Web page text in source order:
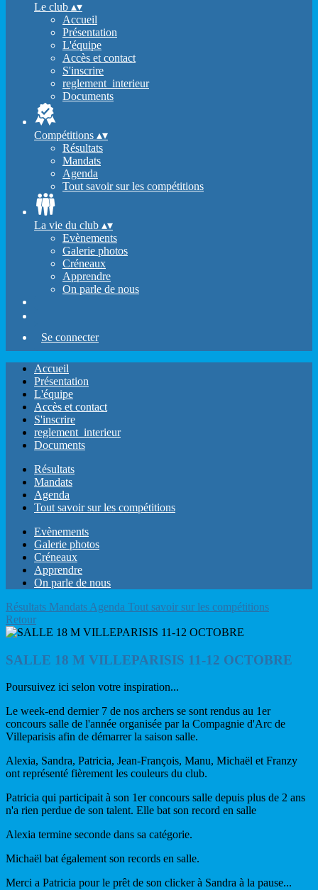
Le club ▴▾
Accueil
Présentation
L'équipe
Accès et contact
S'inscrire
reglement_interieur
Documents
Compétitions ▴▾
Résultats
Mandats
Agenda
Tout savoir sur les compétitions
La vie du club ▴▾
Evènements
Galerie photos
Créneaux
Apprendre
On parle de nous
Se connecter
Accueil
Présentation
L'équipe
Accès et contact
S'inscrire
reglement_interieur
Documents
Résultats
Mandats
Agenda
Tout savoir sur les compétitions
Evènements
Galerie photos
Créneaux
Apprendre
On parle de nous
Résultats Mandats Agenda Tout savoir sur les compétitions
Retour
SALLE 18 M VILLEPARISIS 11-12 OCTOBRE
Poursuivez ici selon votre inspiration...
Le week-end dernier 7 de nos archers se sont rendus au 1er
concours salle de l'année organisée par la Compagnie d'Arc de
Villeparisis afin de démarrer la saison salle.
Alexia, Sandra, Patricia, Jean-François, Manu, Michaël et Franzy
ont représenté fièrement les couleurs du club.
Patricia qui participait à son 1er concours salle depuis plus de 2 ans
n'a rien perdue de son talent. Elle bat son record en salle
Alexia termine seconde dans sa catégorie.
Michaël bat également son records en salle.
Merci a Patricia pour le prêt de son clicker à Sandra à la pause...